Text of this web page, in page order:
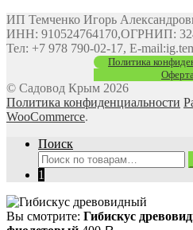
ИП Темченко Игорь
ИНН: 910524764170,ОГРНИП:
Тел: +7 978 790-02-17, E-
Политика
Оферта
© Садовод Крым 2026
Политика конфиденциальности
WooCommerce.
Поиск
Искать:
1
Вы смотрите: Гибискус